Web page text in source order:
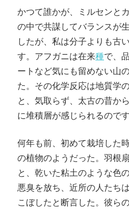
かつて誰かが、ミルセンと
の中で共謀してバランスが
したが、私は分子よりも古
す。アフガニは在来種で、
ートなど気にも留めない山
た。その化学反応は地質学
と、気取らず、太古の昔か
に堆積層が感じられるのです
何年も前、初めて栽培した
の植物のようだった。羽根
と、乾いた粘土のような色
悪臭を放ち、近所の人たち
こぼしたと断言した。彼ら